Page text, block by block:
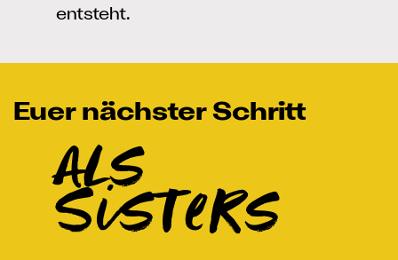
entsteht.
Euer nächster Schritt
als
Sisters